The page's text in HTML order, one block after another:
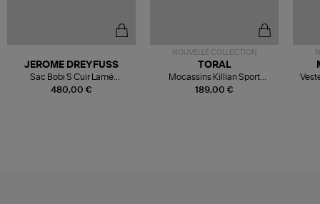
480,00 €
JEROME DREYFUSS
Sac Bobi S Cuir Lamé
Champagne
NOUVELLE COLLECTION
189,00 €
TORAL
Mocassins Killian Sport
Mousse